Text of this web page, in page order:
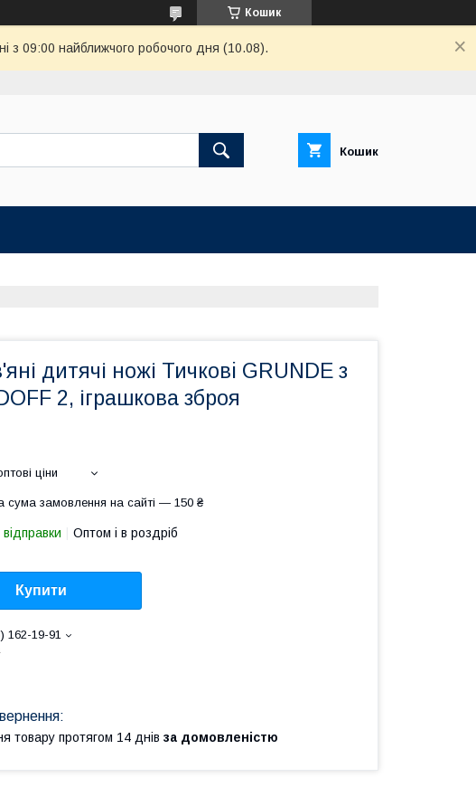
Кошик
з 09:00 найближчого робочого дня (10.08).
Кошик
дитячі ножі Тичковi GRUNDE з
2, іграшкова зброя
ціни
сума замовлення на сайті — 150 ₴
Оптом і в роздріб
Купити
162-19-91
товару протягом 14 днів за домовленістю